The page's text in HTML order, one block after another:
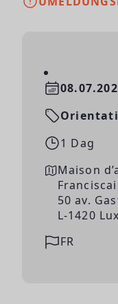
1 Dag
Maison
50 av.
L-1420
FR